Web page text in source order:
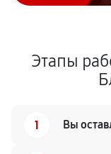
Этапы
1 Вы